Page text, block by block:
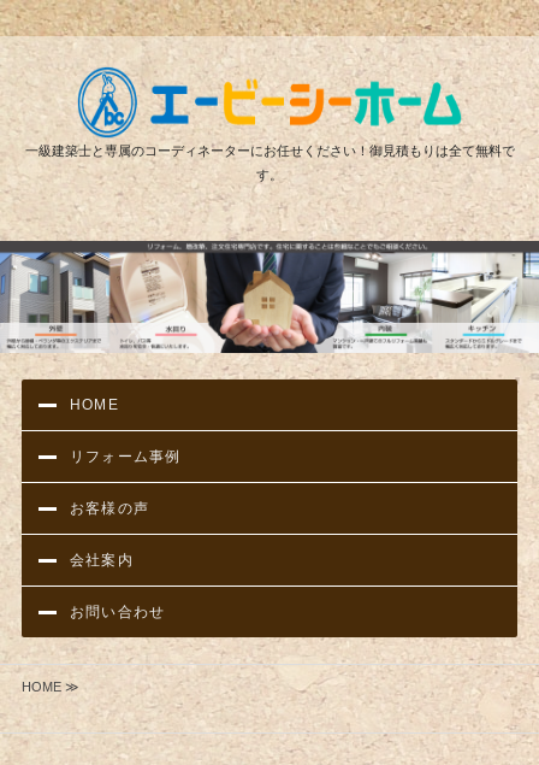
リ
一級建築士と専属のコーディネーターにお任せください！御見積もりは全て無料で
す。
HOME
リフォーム事例
お客様の声
会社案内
お問い合わせ
HOME ≫